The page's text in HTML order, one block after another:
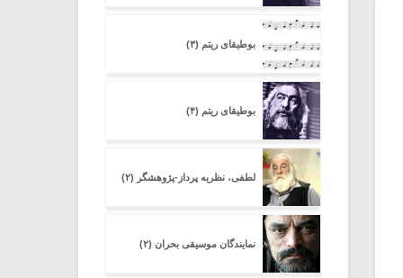
بوطیقای ریتم (۳)
بوطیقای ریتم (۴)
لطفی، نظریه پرداز-پژوهشگر (۲)
نمایندگان موسیقی بحران (۲)